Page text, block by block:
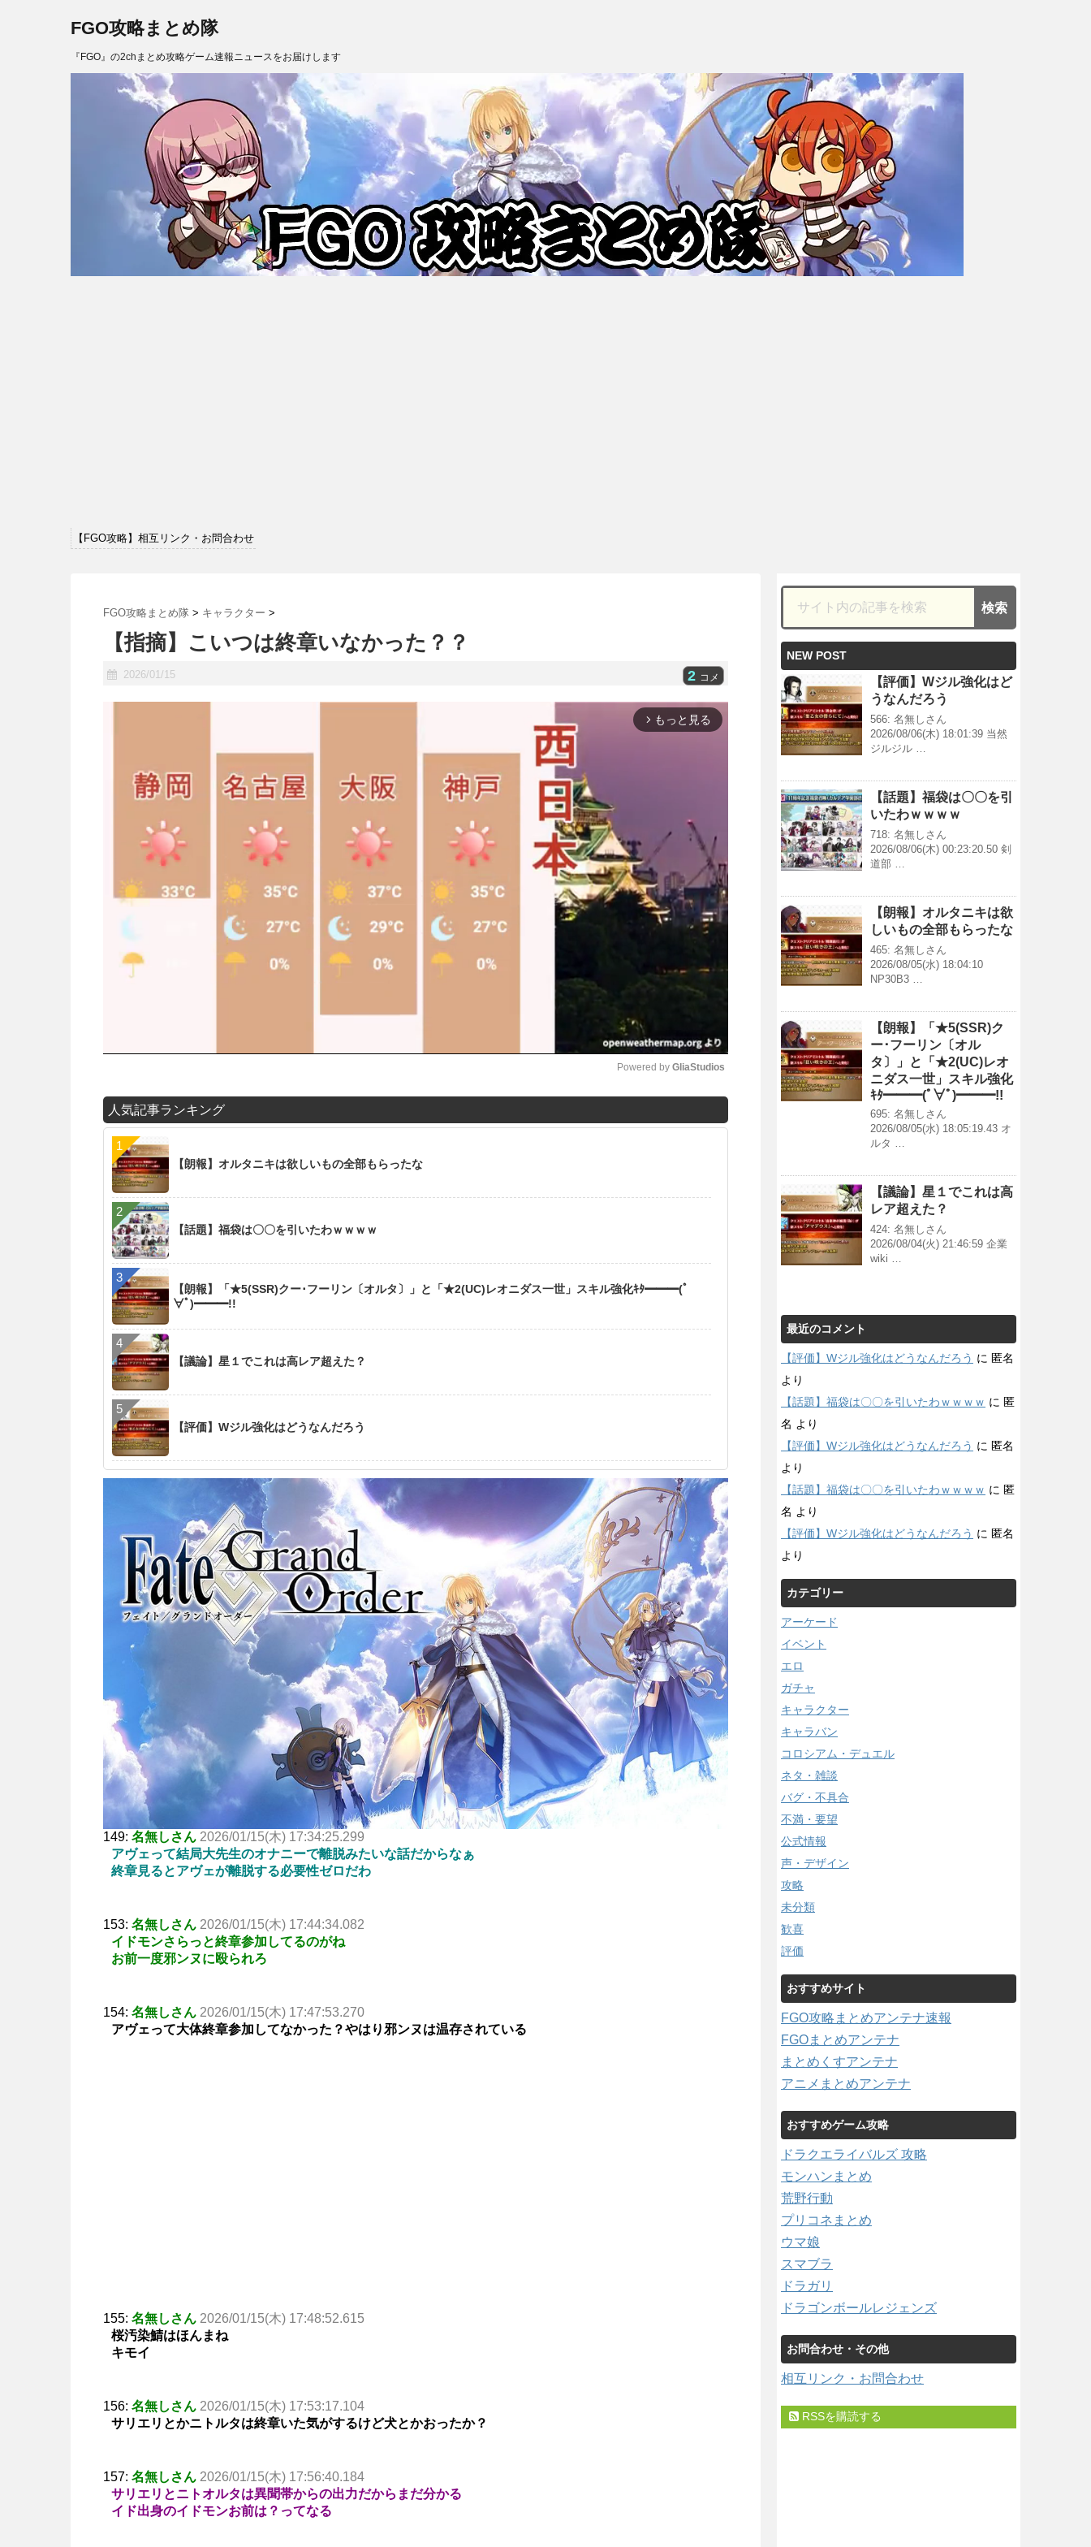
FGO攻略まとめ隊
『FGO』の2chまとめ攻略ゲーム速報ニュースをお届けします
【FGO攻略】相互リンク・お問合わせ
FGO攻略まとめ隊 > キャラクター >
【指摘】こいつは終章いなかった？？
2026/01/15 2 コメ
arrow_forward_ios もっと見る
Powered by GliaStudios
人気記事ランキング
【朗報】オルタニキは欲しいもの全部もらったな
【話題】福袋は〇〇を引いたわｗｗｗｗ
【朗報】「★5(SSR)クー･フーリン〔オルタ〕」と「★2(UC)レオニダス一世」スキル強化ｷﾀ━━━(ﾟ
∀ﾟ)━━━!!
【議論】星１でこれは高レア超えた？
【評価】Wジル強化はどうなんだろう
149: 名無しさん 2026/01/15(木) 17:34:25.299
アヴェって結局大先生のオナニーで離脱みたいな話だからなぁ
終章見るとアヴェが離脱する必要性ゼロだわ
153: 名無しさん 2026/01/15(木) 17:44:34.082
イドモンさらっと終章参加してるのがね
お前一度邪ンヌに殴られろ
154: 名無しさん 2026/01/15(木) 17:47:53.270
アヴェって大体終章参加してなかった？やはり邪ンヌは温存されている
155: 名無しさん 2026/01/15(木) 17:48:52.615
桜汚染鯖はほんまね
キモイ
156: 名無しさん 2026/01/15(木) 17:53:17.104
サリエリとかニトルタは終章いた気がするけど犬とかおったか？
157: 名無しさん 2026/01/15(木) 17:56:40.184
サリエリとニトオルタは異聞帯からの出力だからまだ分かる
イド出身のイドモンお前は？ってなる
NEW POST
【評価】Wジル強化はど
うなんだろう
566: 名無しさん
2026/08/06(木) 18:01:39 当然
ジルジル …
【話題】福袋は〇〇を引
いたわｗｗｗｗ
718: 名無しさん
2026/08/06(木) 00:23:20.50 剣
道部 …
【朗報】オルタニキは欲
しいもの全部もらったな
465: 名無しさん
2026/08/05(水) 18:04:10
NP30B3 …
【朗報】「★5(SSR)ク
ー･フーリン〔オル
タ〕」と「★2(UC)レオ
ニダス一世」スキル強化
ｷﾀ━━━(ﾟ∀ﾟ)━━━!!
695: 名無しさん
2026/08/05(水) 18:05:19.43 オ
ルタ …
【議論】星１でこれは高
レア超えた？
424: 名無しさん
2026/08/04(火) 21:46:59 企業
wiki …
最近のコメント
【評価】Wジル強化はどうなんだろう に 匿名
より
【話題】福袋は〇〇を引いたわｗｗｗｗ に 匿
名 より
【評価】Wジル強化はどうなんだろう に 匿名
より
【話題】福袋は〇〇を引いたわｗｗｗｗ に 匿
名 より
【評価】Wジル強化はどうなんだろう に 匿名
より
カテゴリー
アーケード
イベント
エロ
ガチャ
キャラクター
キャラバン
コロシアム・デュエル
ネタ・雑談
バグ・不具合
不満・要望
公式情報
声・デザイン
攻略
未分類
歓喜
評価
おすすめサイト
FGO攻略まとめアンテナ速報
FGOまとめアンテナ
まとめくすアンテナ
アニメまとめアンテナ
おすすめゲーム攻略
ドラクエライバルズ 攻略
モンハンまとめ
荒野行動
プリコネまとめ
ウマ娘
スマブラ
ドラガリ
ドラゴンボールレジェンズ
お問合わせ・その他
相互リンク・お問合わせ
RSSを購読する